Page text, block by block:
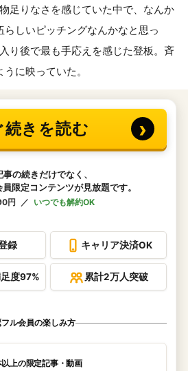
足りなさを感じていた中で、なんか
しいピッチングなんかなと思っ
り後で最も手応えを感じた登板。斉
に映っていた。